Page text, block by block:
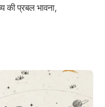
की प्रबल भावना,